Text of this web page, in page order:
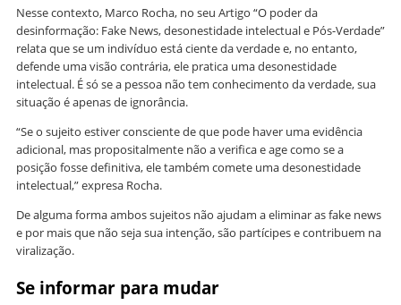
Nesse contexto, Marco Rocha, no seu Artigo “O poder da
desinformação: Fake News, desonestidade intelectual e Pós-Verdade”
relata que se um indivíduo está ciente da verdade e, no entanto,
defende uma visão contrária, ele pratica uma desonestidade
intelectual. É só se a pessoa não tem conhecimento da verdade, sua
situação é apenas de ignorância.
“Se o sujeito estiver consciente de que pode haver uma evidência
adicional, mas propositalmente não a verifica e age como se a
posição fosse definitiva, ele também comete uma desonestidade
intelectual,” expresa Rocha.
De alguma forma ambos sujeitos não ajudam a eliminar as fake news
e por mais que não seja sua intenção, são partícipes e contribuem na
viralização.
Se informar para mudar